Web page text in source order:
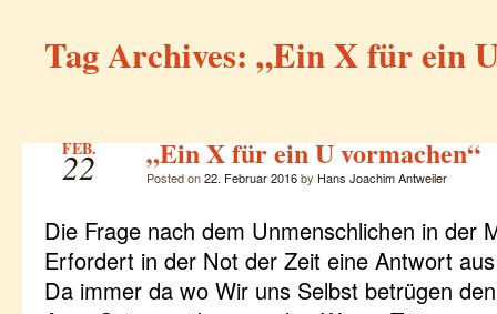
Tag Archives: „Ein X für ein
FEB.
22 „Ein X für ein U vormachen“
Posted on22. Februar 2016by Hans Joachim Antweiler
Die Frage nach dem Unmenschlichen in der
Erfordert in der Not der Zeit eine Antwort
Da immer da wo Wir uns Selbst betrügen